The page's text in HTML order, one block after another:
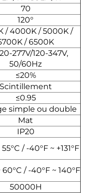
70
120°
/ 4000K / 5000K /
/ 6500K
277V/120-347V,
50/60Hz
≤20%
Scintillement
≤0.95
simple ou double
Mat
IP20
/ -40°F ~ +131°F
60°C / -40°F ~ 140°F
50000H